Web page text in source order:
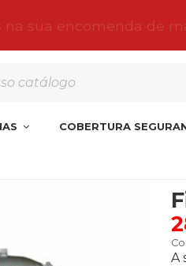
na sua encomenda de
COBERTURA
A